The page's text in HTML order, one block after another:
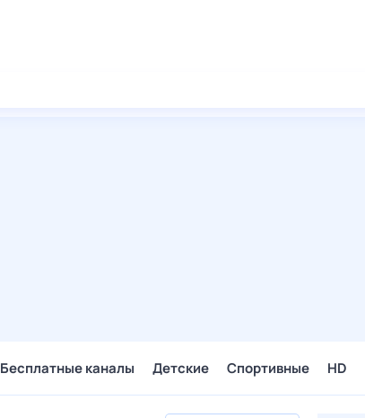
Бесплатные каналы Детские Спортивные HD